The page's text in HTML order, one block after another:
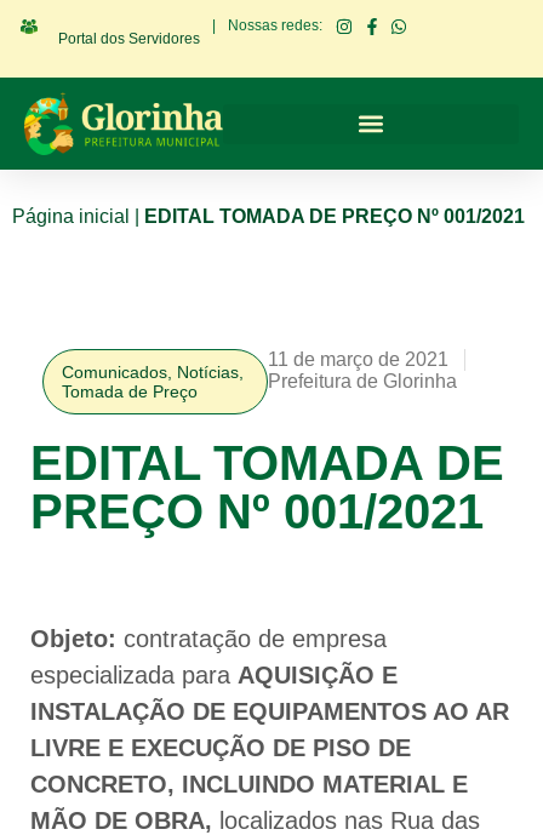
Portal dos Servidores
Nossas redes:
Página inicial EDITAL TOMADA DE PREÇO Nº 001/2021
Comunicados Notícias
Tomada de Preço
11 de março de 2021
Prefeitura de Glorinha
EDITAL TOMADA DE
PREÇO Nº 001/2021
Objeto: contratação de empresa
especializada para AQUISIÇÃO E
INSTALAÇÃO DE EQUIPAMENTOS AO AR
LIVRE E EXECUÇÃO DE PISO DE
CONCRETO, INCLUINDO MATERIAL E
MÃO DE OBRA, localizados nas Rua das